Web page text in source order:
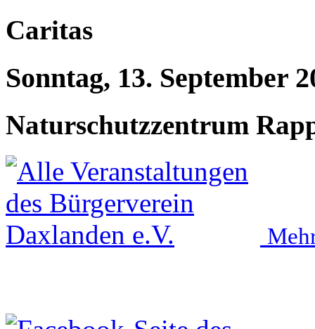
Caritas
Sonntag, 13. September
Naturschutzzentrum